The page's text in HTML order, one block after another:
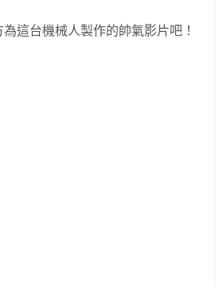
這台機械人製作的帥氣影片吧！